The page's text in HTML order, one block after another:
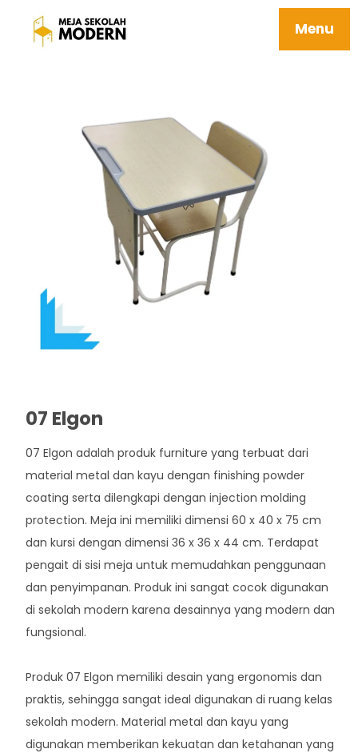
Menu
Meja Kursi Belajar Siswa Awet
07 Elgon
07 Elgon adalah produk furniture yang terbuat dari
material metal dan kayu dengan finishing powder
coating serta dilengkapi dengan injection molding
protection. Meja ini memiliki dimensi 60 x 40 x 75 cm
dan kursi dengan dimensi 36 x 36 x 44 cm. Terdapat
pengait di sisi meja untuk memudahkan penggunaan
dan penyimpanan. Produk ini sangat cocok digunakan
di sekolah modern karena desainnya yang modern dan
fungsional.
Produk 07 Elgon memiliki desain yang ergonomis dan
praktis, sehingga sangat ideal digunakan di ruang kelas
sekolah modern. Material metal dan kayu yang
digunakan memberikan kekuatan dan ketahanan yang